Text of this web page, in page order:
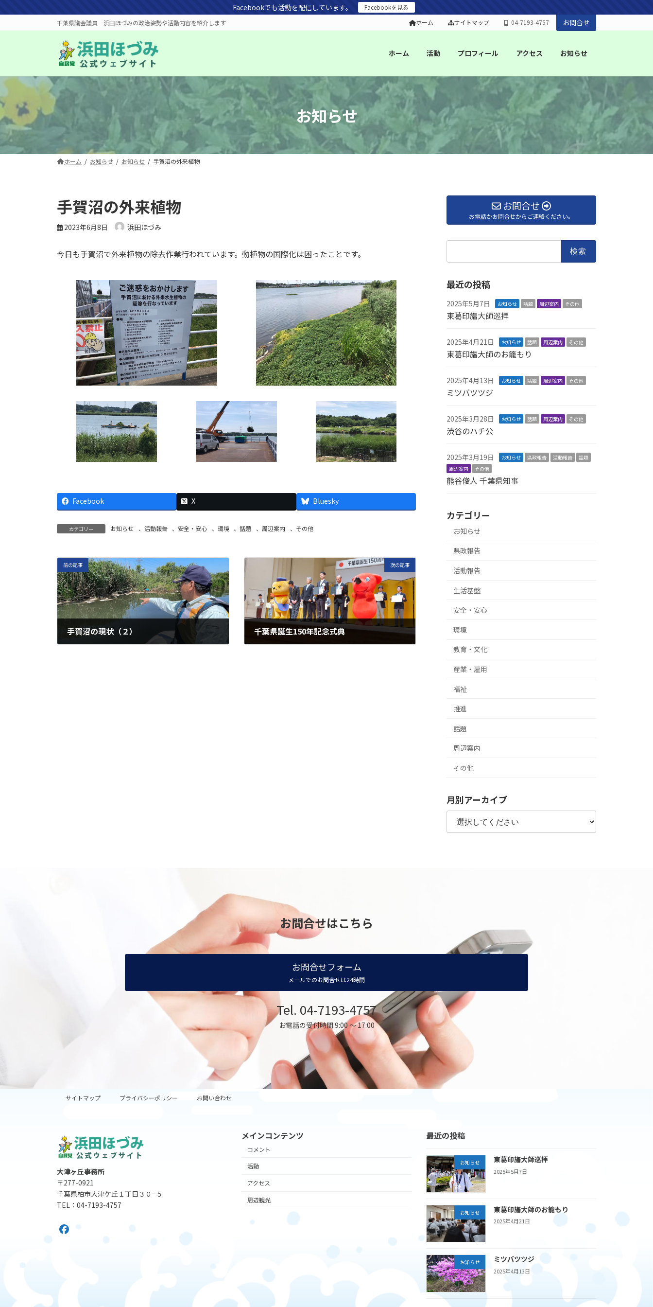
ン
テ
ス
キ
ッ
プ
ビ
ゲ
ン
に
移
動
Facebookでも活動を配信しています。
Facebookを見る
千葉県議会議員 浜田ほづみの政治姿勢や活動内容を紹介します
ホーム サイトマップ 04-7193-4757 お問合せ
ホーム 活動 プロフィール アクセス お知らせ
お知らせ
ホーム お知らせ お知らせ 手賀沼の外来植物
手賀沼の外来植物
2023年6月8日 浜田ほづみ
今日も手賀沼で外来植物の除去作業行われています。動植物の国際化は困ったことです。
Facebook X Bluesky
カテゴリー お知らせ 、 活動報告 、 安全・安心 、 環境 、話題 、 周辺案内 、 その他
前の記事
手賀沼の現状（２）
次の記事
千葉県誕生150年記念式典
お問合せ
お電話かお問合せからご連絡ください。
最近の投稿
2025年5月7日 お知らせ 話題 周辺案内 その他
東葛印旛大師巡拝
2025年4月21日 お知らせ 話題 周辺案内 その他
東葛印旛大師のお籠もり
2025年4月13日 お知らせ 話題 周辺案内 その他
ミツバツツジ
2025年3月28日 お知らせ 話題 周辺案内 その他
渋谷のハチ公
2025年3月19日 お知らせ 県政報告 活動報告
話題
周辺案内
その他
熊谷俊人 千葉県知事
カテゴリー
お知らせ
県政報告
活動報告
生活基盤
安全・安心
環境
教育・文化
産業・雇用
福祉
推進
話題
周辺案内
その他
月別アーカイブ
お問合せはこちら
お問合せフォーム
メールでのお問合せは24時間
Tel. 04-7193-4757
お電話の受付時間 9:00 ～ 17:00
サイトマップ プライバシーポリシー お問い合わせ
大津ヶ丘事務所
〒277-0921
千葉県柏市大津ケ丘１丁目３０−５
TEL：04-7193-4757
メインコンテンツ
コメント
活動
アクセス
周辺観光
最近の投稿
お知らせ 東葛印旛大師巡拝
2025年5月7日
お知らせ 東葛印旛大師のお籠もり
2025年4月21日
お知らせ ミツバツツジ
2025年4月13日